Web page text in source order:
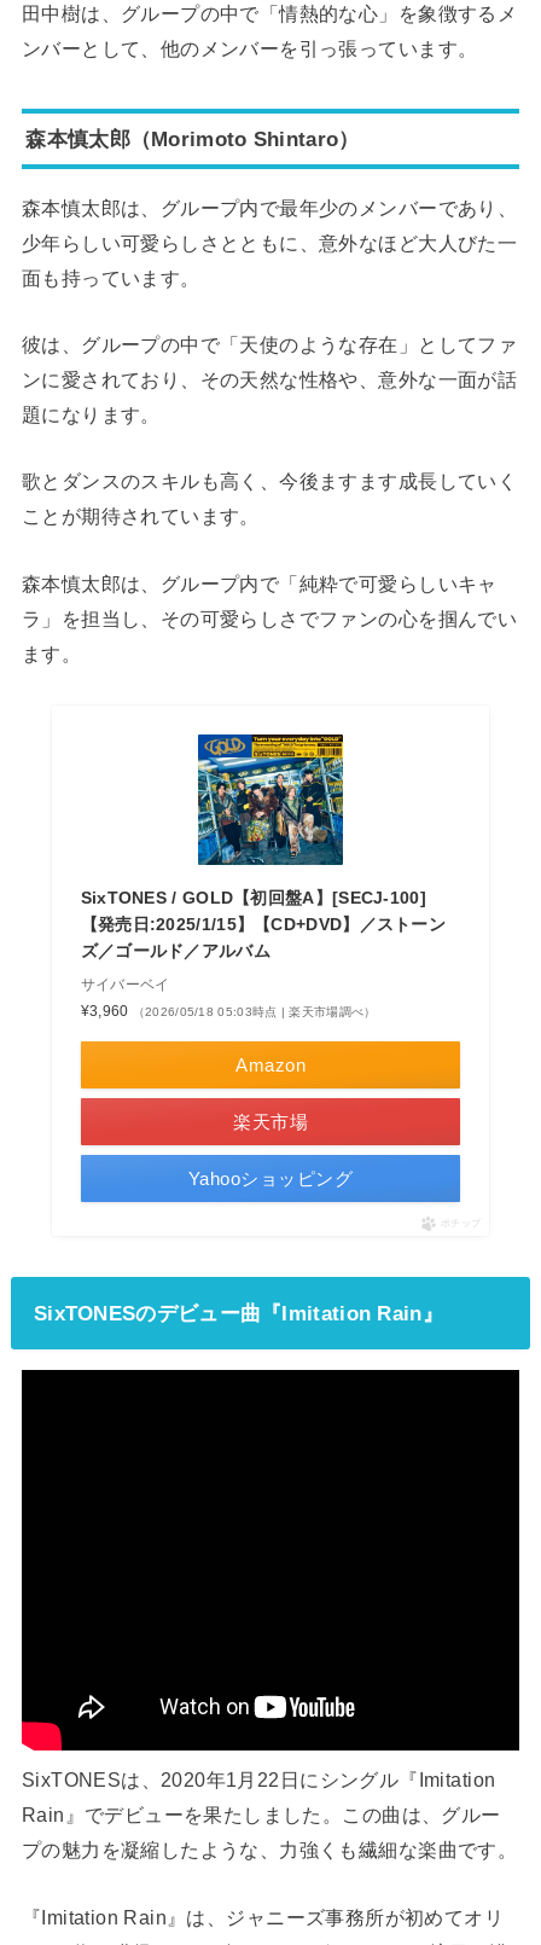
田中樹は、グループの中で「情熱的な心」を象徴するメ
ンバーとして、他のメンバーを引っ張っています。
森本慎太郎（Morimoto Shintaro）
森本慎太郎は、グループ内で最年少のメンバーであり、
少年らしい可愛らしさとともに、意外なほど大人びた一
面も持っています。
彼は、グループの中で「天使のような存在」としてファ
ンに愛されており、その天然な性格や、意外な一面が話
題になります。
歌とダンスのスキルも高く、今後ますます成長していく
ことが期待されています。
森本慎太郎は、グループ内で「純粋で可愛らしいキャ
ラ」を担当し、その可愛らしさでファンの心を掴んでい
ます。
SixTONES / GOLD【初回盤A】[SECJ-100]
【発売日:2025/1/15】【CD+DVD】／ストーン
ズ／ゴールド／アルバム
サイバーベイ
¥3,960
（2026/05/18 05:03時点 | 楽天市場調べ）
Amazon
楽天市場
Yahooショッピング
ポチップ
SixTONESのデビュー曲『Imitation Rain』
SixTONESは、2020年1月22日にシングル『Imitation
Rain』でデビューを果たしました。この曲は、グルー
プの魅力を凝縮したような、力強くも繊細な楽曲です。
『Imitation Rain』は、ジャニーズ事務所が初めてオリ